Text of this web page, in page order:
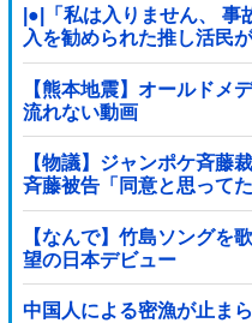
|●|「私は入りません、 事
入を勧められた推し活民
故起こしたとして……
【熊本地震】オールドメ
流れない動画
【物議】ジャンポケ斉藤
斉藤被告「同意と思って
【なんで】竹島ソングを
望の日本デビュー
中国人による密漁が止ま